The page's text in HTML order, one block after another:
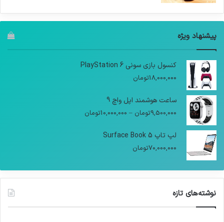
پیشنهاد ویژه
کنسول بازی سونی PlayStation 6
18,000,000تومان
ساعت هوشمند اپل واچ 9
9,500,000تومان –
10,000,000تومان
لپ تاپ Surface Book 5
70,000,000تومان
نوشته‌های تازه